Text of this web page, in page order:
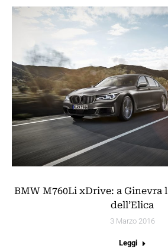
BMW M760Li xDrive: a Ginevra
dell’Elica
3 Marzo 2016
Leggi